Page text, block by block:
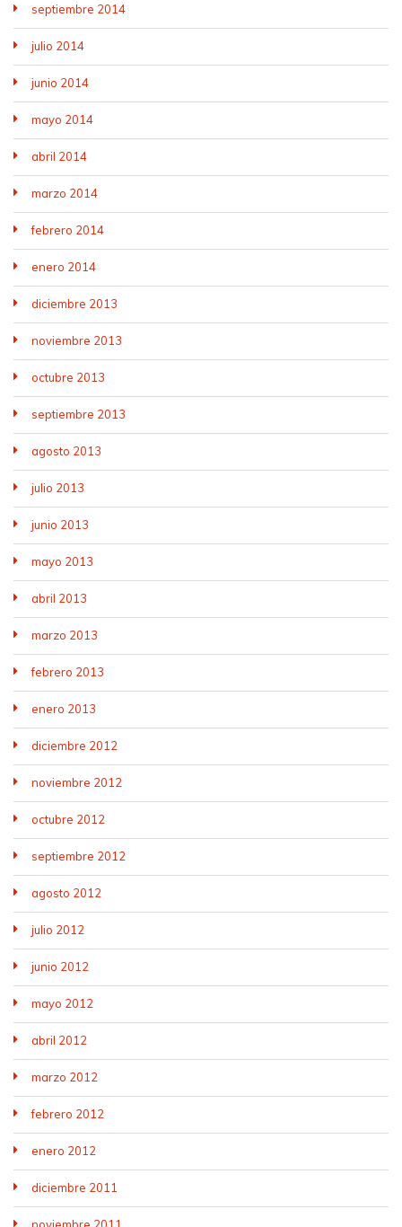
septiembre 2014
julio 2014
junio 2014
mayo 2014
abril 2014
marzo 2014
febrero 2014
enero 2014
diciembre 2013
noviembre 2013
octubre 2013
septiembre 2013
agosto 2013
julio 2013
junio 2013
mayo 2013
abril 2013
marzo 2013
febrero 2013
enero 2013
diciembre 2012
noviembre 2012
octubre 2012
septiembre 2012
agosto 2012
julio 2012
junio 2012
mayo 2012
abril 2012
marzo 2012
febrero 2012
enero 2012
diciembre 2011
noviembre 2011